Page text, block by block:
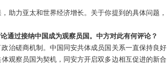
助力亚太和世界经济增长。关于你提到的具体问题，
通过接纳中国成为观察员国。中方对此有何评论？
治磋商机制。中国同安共体成员国关系一直保持良好
观察员国为契机，同安方开启双多边相互促进的新合